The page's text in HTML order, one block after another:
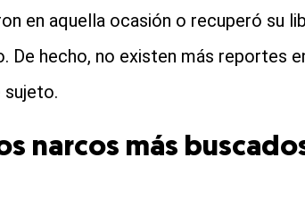
en aquella ocasión o recuperó su
De hecho, no existen más reportes
narcos más